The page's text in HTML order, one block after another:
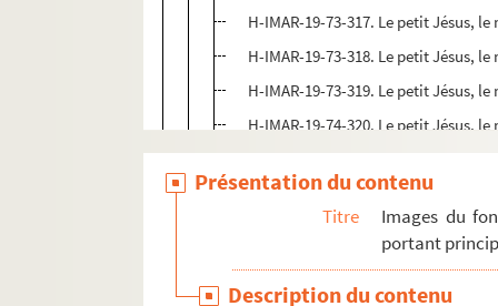
H-IMAR-19-73-317. Le petit Jésus,
H-IMAR-19-73-318. Le petit Jésus,
H-IMAR-19-73-319. Le petit Jésus,
H-IMAR-19-74-320. Le petit Jésus,
H-IMAR-19-74-321. Le petit Jésus,
H-IMAR-19-74-322. Le petit Jésus,
H-IMAR-19-74-323. Le petit Jésus,
H-IMAR-19-74-325. Le petit Jésus,
Présentation du contenu
Titre
Images du
portant
Description du contenu